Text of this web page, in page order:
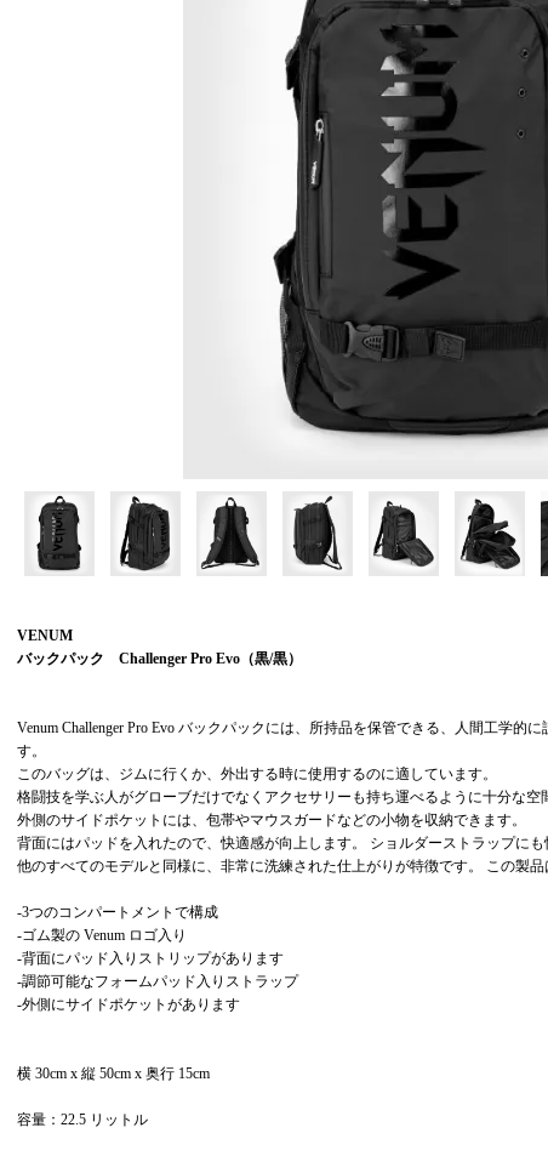
VENUM
バックパック Challenger Pro Evo（黒/黒）
Venum Challenger Pro Evo バックパックには、所持品を保管できる、人間工学的
す。
このバッグは、ジムに行くか、外出する時に使用するのに適しています。
格闘技を学ぶ人がグローブだけでなくアクセサリーも持ち運べるように十分な空
外側のサイドポケットには、包帯やマウスガードなどの小物を収納できます。
背面にはパッドを入れたので、快適感が向上します。 ショルダーストラップにも
他のすべてのモデルと同様に、非常に洗練された仕上がりが特徴です。 この製品
-3つのコンパートメントで構成
-ゴム製の Venum ロゴ入り
-背面にパッド入りストリップがあります
-調節可能なフォームパッド入りストラップ
-外側にサイドポケットがあります
横 30cm x 縦 50cm x 奥行 15cm
容量：22.5 リットル